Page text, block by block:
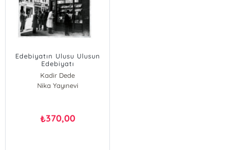
Edebiyatın Ulusu Ulusun
Edebiyatı
Kadir Dede
Nika Yayınevi
₺370,00